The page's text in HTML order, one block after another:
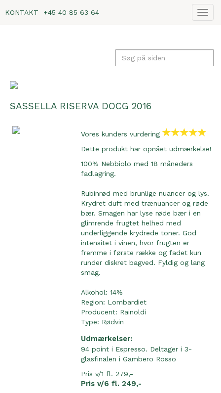
Vis
KONTAKT +45 40 85 63 64
SASSELLA RISERVA DOCG 2016
Vores kunders vurdering
Dette produkt har opnået udmærkelse!
100% Nebbiolo med 18 måneders
fadlagring.
Rubinrød med brunlige nuancer og lys.
Krydret duft med trænuancer og røde
bær. Smagen har lyse røde bær i en
glimrende frugtet helhed med
underliggende krydrede toner. God
intensitet i vinen, hvor frugten er
fremme i første række og fadet kun
runder diskret bagved. Fyldig og lang
smag.
Alkohol: 14%
Region: Lombardiet
Producent: Rainoldi
Type: Rødvin
Udmærkelser:
94 point i Espresso. Deltager i 3-
glasfinalen i Gambero Rosso
Pris v/1 fl. 279,-
Pris v/6 fl. 249,-